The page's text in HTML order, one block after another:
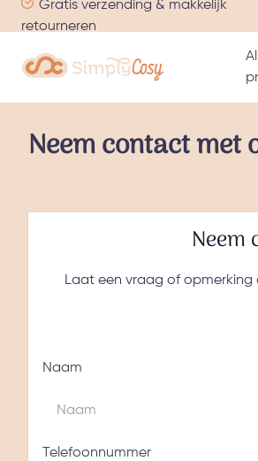
Ga naar de inhoud
Gratis verzending & makkelijk
retourneren
Neem contact met
Neem
Laat een vraag of opmerking
Naam
Telefoonnummer